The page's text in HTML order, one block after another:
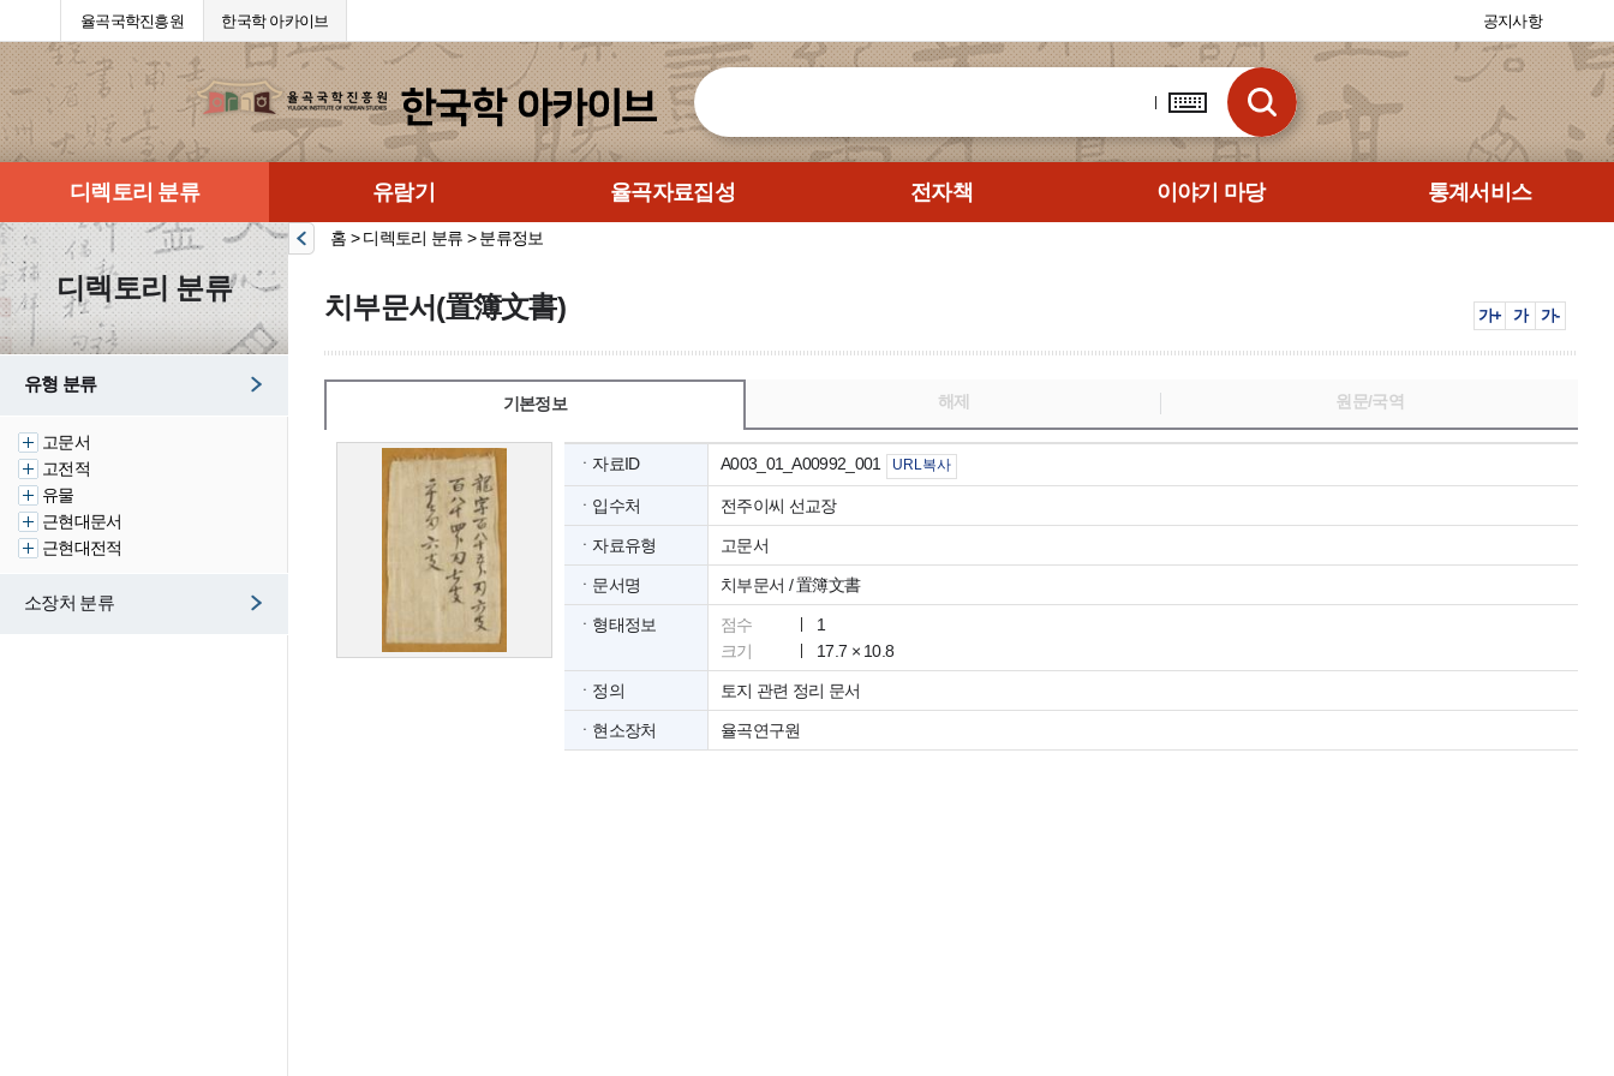
율곡국학진흥원 한국학 아카이브 공지사항
디렉토리 분류 유람기 율곡자료집성 전자책 이야기 마당 통계서비스
디렉토리 분류
유형 분류
고문서
고전적
유물
근현대문서
근현대전적
소장처 분류
홈 > 디렉토리 분류 > 분류정보
치부문서(置簿文書) 가+ 가 가-
기본정보 해제 원문/국역
ㆍ자료ID A003_01_A00992_001 URL복사
ㆍ입수처 전주이씨 선교장
ㆍ자료유형 고문서
ㆍ문서명 치부문서 / 置簿文書
ㆍ형태정보 점수
1
크기
17.7 × 10.8
ㆍ정의 토지 관련 정리 문서
ㆍ현소장처 율곡연구원